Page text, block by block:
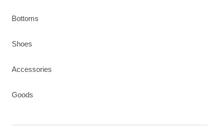
Bottoms
Shoes
Accessories
Goods